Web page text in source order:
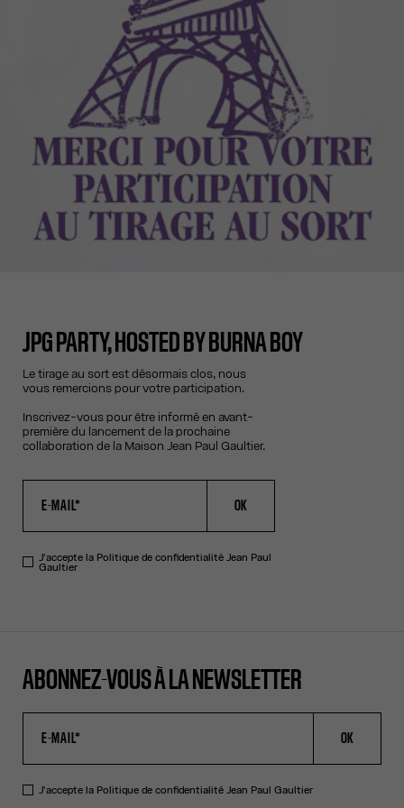
JPG PARTY, HOSTED BY BURNA BOY
Le tirage au sort est désormais clos, nous
vous remercions pour votre participation.
Inscrivez-vous pour être informé en avant-
première du lancement de la prochaine
collaboration de la Maison Jean Paul Gaultier.
OK
J'accepte la Politique de confidentialitéJean Paul
Gaultier
ABONNEZ-VOUS À LA NEWSLETTER
OK
J'accepte la Politique de confidentialitéJean Paul Gaultier